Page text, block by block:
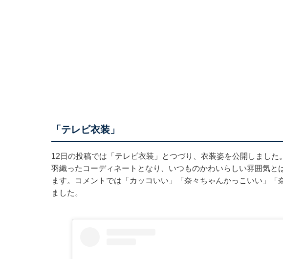
「テレビ衣装」
12日の投稿では「テレビ衣装」とつづり、衣装姿を公開しまし
羽織ったコーディネートとなり、いつものかわいらしい雰囲気と
ます。コメントでは「カッコいい」「奈々ちゃんかっこいい」「
ました。